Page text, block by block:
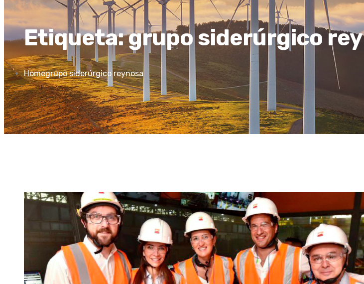
Etiqueta:grupo siderúrgico
Homegrupo siderúrgico reynosa